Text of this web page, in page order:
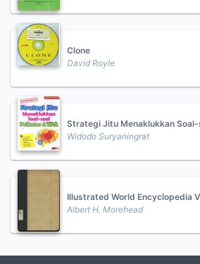
Clone
David Royle
Strategi Jitu Menaklukkan
Widodo Suryaningrat
Illustrated World Encyclopedia
Albert H. Morehead